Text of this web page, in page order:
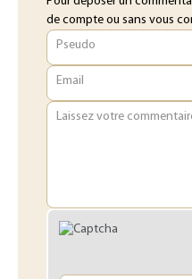
de compte ou sans vous
Pseudo
Email
Laissez votre